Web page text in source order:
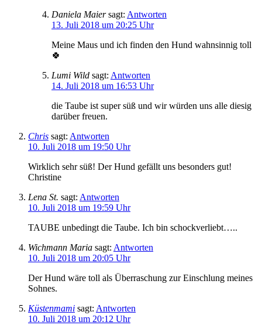
Daniela Maier sagt: Antworten
13. Juli 2018 um 20:25 Uhr
Meine Maus und ich finden den Hund wahnsinnig toll
🍀
Lumi Wild sagt: Antworten
14. Juli 2018 um 16:53 Uhr
die Taube ist super süß und wir würden uns alle diesig
darüber freuen.
Chris sagt: Antworten
10. Juli 2018 um 19:50 Uhr
Wirklich sehr süß! Der Hund gefällt uns besonders gut!
Christine
Lena St. sagt: Antworten
10. Juli 2018 um 19:59 Uhr
TAUBE unbedingt die Taube. Ich bin schockverliebt…..
Wichmann Maria sagt: Antworten
10. Juli 2018 um 20:05 Uhr
Der Hund wäre toll als Überraschung zur Einschlung meines
Sohnes.
Küstenmami sagt: Antworten
10. Juli 2018 um 20:12 Uhr